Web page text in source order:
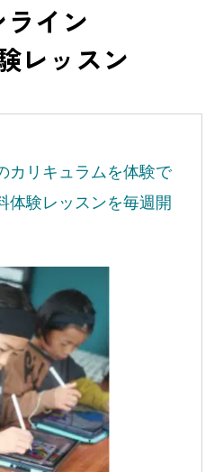
イン
レッスン
カリキュラムを体験で
体験レッスンを毎週開